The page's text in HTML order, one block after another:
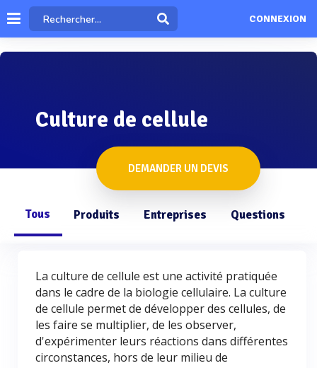
CONNEXION
Culture de cellule
DEMANDER UN DEVIS
Tous Produits Entreprises Questions
La culture de cellule est une activité pratiquée
dans le cadre de la biologie cellulaire. La culture
de cellule permet de développer des cellules, de
les faire se multiplier, de les observer,
d'expérimenter leurs réactions dans différentes
circonstances, hors de leur milieu de